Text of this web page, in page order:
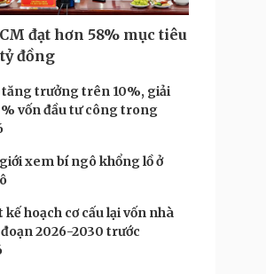
Tin Công nghệ
Trải nghiệm
Chuyển đổi số
Podcast
Câu chuyện thời sự
Cửa sổ tình yêu
đạt hơn 58% mục tiêu
đồng
tăng trưởng trên 10%, giải
vốn đầu tư công trong
xem bí ngô khổng lồ ở
kế hoạch cơ cấu lại vốn nhà
2026-2030 trước